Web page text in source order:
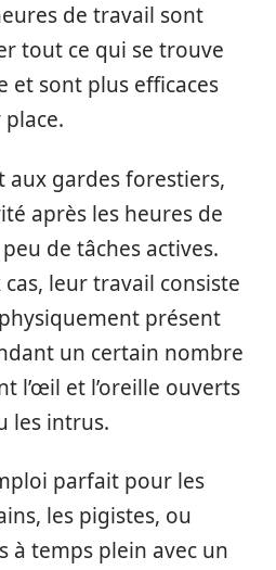
de travail sont
tout ce qui se trouve
et sont plus efficaces
place.
aux gardes forestiers,
après les heures de
de tâches actives.
leur travail consiste
présent
un certain nombre
l’œil et l’oreille ouverts
les intrus.
parfait pour les
les pigistes, ou
à temps plein avec un